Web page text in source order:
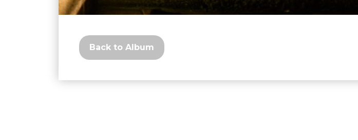
Back to Album